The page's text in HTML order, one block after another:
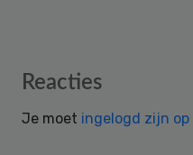
Reader
Reacties
Je moet ingelogd zijn op